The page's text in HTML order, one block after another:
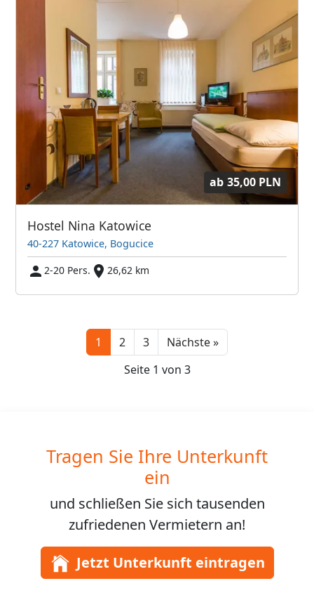
ab 35,00 PLN
Hostel Nina Katowice
40-227 Katowice, Bogucice
2-20 Pers.
26,62 km
1 2 3 Nächste »Next
Seite 1 von 3
Tragen Sie Ihre Unterkunft
ein
und schließen Sie sich tausenden
zufriedenen Vermietern an!
Jetzt Unterkunft eintragen